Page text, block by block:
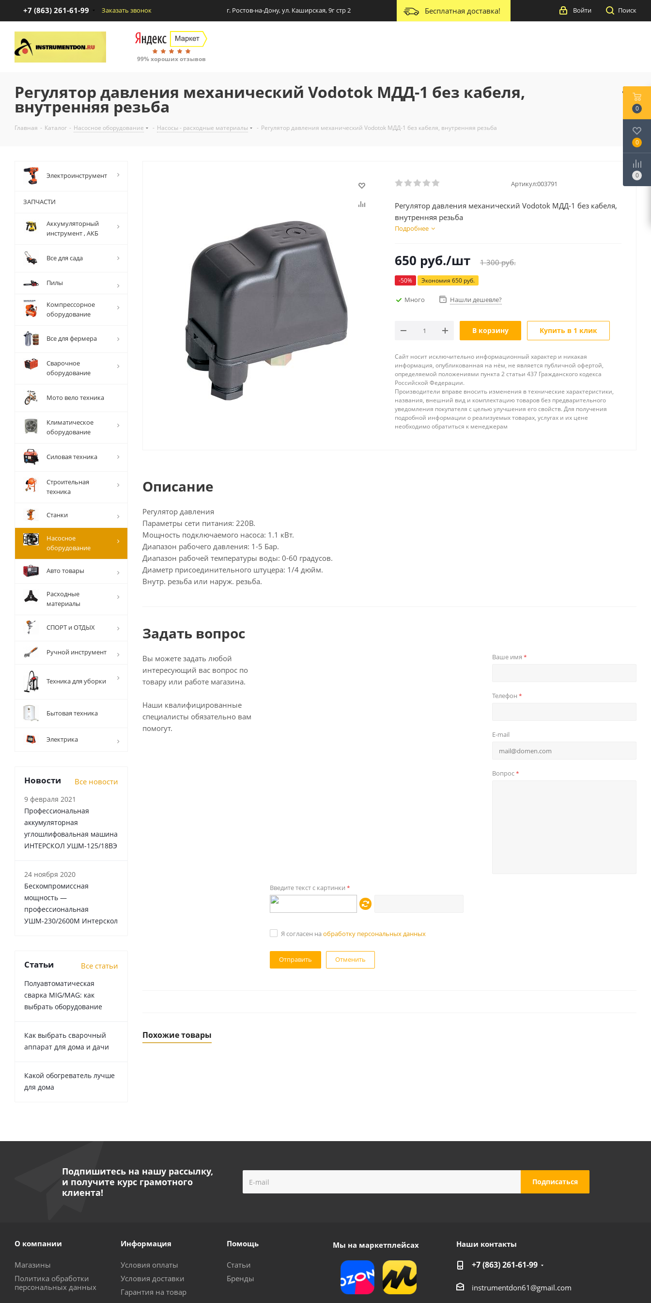
+7 (863) 261-61-99 Заказать звонок г. Ростов-на-Дону, ул. Каширская, 9г стр 2 Бесплатная доставка! Поиск
Войти
99% хороших отзывов
Регулятор давления механический Vodotok МДД-1 без кабеля,
внутренняя резьба
Главная - Каталог - Насосное оборудование - Насосы - расходные материалы - Регулятор давления механический Vodotok МДД-1 без кабеля, внутренняя резьба
Артикул:003791
Регулятор давления механический Vodotok МДД-1 без кабеля,
внутренняя резьба
Подробнее
650 руб./шт 1 300руб.
-50% Экономия 650 руб.
Много Нашли дешевле?
В корзину Купить в 1 клик
Сайт носит исключительно информационный характер и никакая
информация, опубликованная на нём, не является публичной офертой,
определяемой положениями пункта 2 статьи 437 Гражданского кодекса
Российской Федерации.
Производители вправе вносить изменения в технические характеристики,
названия, внешний вид и комплектацию товаров без предварительного
уведомления покупателя с целью улучшения его свойств. Для получения
подробной информации о реализуемых товарах, услугах и их цене
необходимо обратиться к менеджерам
Описание
Регулятор давления
Параметры сети питания: 220В.
Мощность подключаемого насоса: 1.1 кВт.
Диапазон рабочего давления: 1-5 Бар.
Диапазон рабочей температуры воды: 0-60 градусов.
Диаметр присоединительного штуцера: 1/4 дюйм.
Внутр. резьба или наруж. резьба.
Задать вопрос
Вы можете задать любой
интересующий вас вопрос по
товару или работе магазина.
Наши квалифицированные
специалисты обязательно вам
помогут.
Ваше имя *
Телефон *
E-mail
Вопрос*
Введите текст с картинки *
Я согласен на обработку персональных данных
Отменить
Похожие товары
Много
Электроинструмент
ЗАПЧАСТИ
Аккумуляторный
инструмент , АКБ
Все для сада
Пилы
Компрессорное
оборудование
Все для фермера
Сварочное
оборудование
Мото вело техника
Климатическое
оборудование
Силовая техника
Строительная
техника
Станки
Насосное
оборудование
Авто товары
Расходные
материалы
СПОРТ и ОТДЫХ
Ручной инструмент
Техника для уборки
Бытовая техника
Электрика
Новости Все новости
9 февраля 2021
Профессиональная
аккумуляторная
углошлифовальная машина
ИНТЕРСКОЛ УШМ-125/18ВЭ
24 ноября 2020
Бескомпромиссная
мощность —
профессиональная
УШМ-230/2600М Интерскол
Статьи Все статьи
Полуавтоматическая
сварка MIG/MAG: как
выбрать оборудование
Как выбрать сварочный
аппарат для дома и дачи
Какой обогреватель лучше
для дома
Подпишитесь на нашу рассылку,
и получите курс грамотного
клиента!
О компании
Магазины
Политика обработки
персональных данных
Информация
Условия оплаты
Условия доставки
Гарантия на товар
Помощь
Статьи
Бренды
Мы на маркетплейсах Наши контакты
+7 (863) 261-61-99
instrumentdon61@gmail.com
0
0
0